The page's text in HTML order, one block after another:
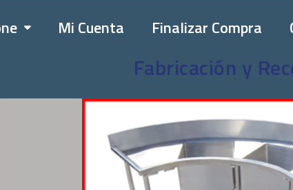
Mi Cuenta Finalizar Compra
Fabricación y